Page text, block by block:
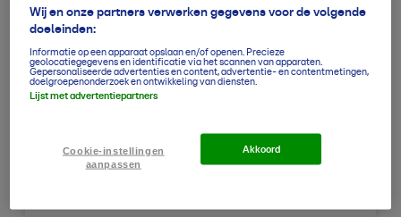
14u 27° 26° 0,0mm W2
15u 26° 25° 0,0mm
16u 26° 25°
18u 26
Wij en onze partners verwerken gegevens voor de volgende
doeleinden:
Informatie op een apparaat opslaan en/of openen. Precieze
geolocatiegegevens en identificatie via het scannen van apparaten.
Gepersonaliseerde advertenties en content, advertentie- en contentmetingen,
doelgroepenonderzoek en ontwikkeling van diensten.
Lijst met advertentiepartners
Cookie-instellingen
aanpassen
Akkoord